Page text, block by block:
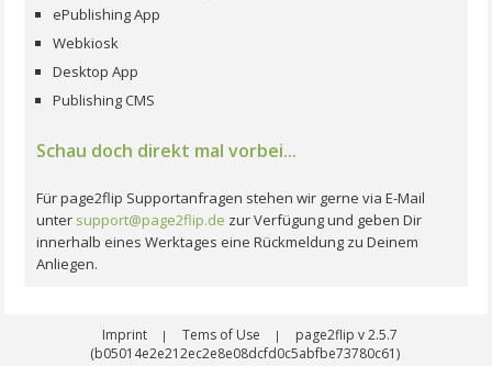
ePublishing App
Webkiosk
Desktop App
Publishing CMS
Schau doch direkt mal vorbei...
Für page2flip Supportanfragen stehen wir gerne via E-Mail
unter support@page2flip.de zur Verfügung und geben Dir
innerhalb eines Werktages eine Rückmeldung zu Deinem
Anliegen.
Imprint | Tems of Use |
page2flip v 2.5.7
(b05014e2e212ec2e8e08dcfd0c5abfbe73780c61)